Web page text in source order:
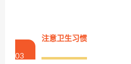
03
注意卫生习惯